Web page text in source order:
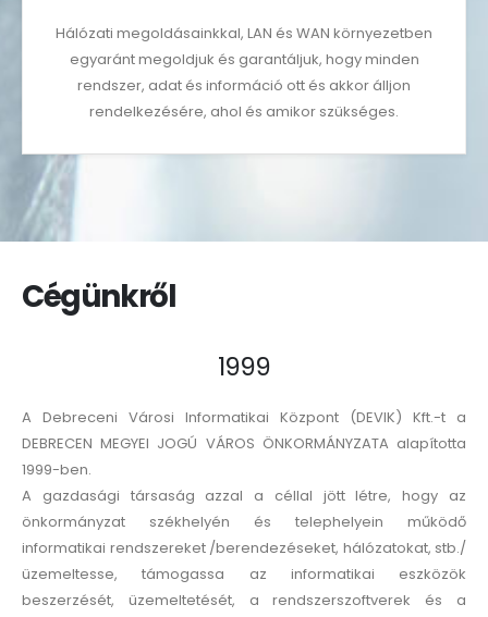
Hálózati megoldásainkkal, LAN és WAN környezetben
egyaránt megoldjuk és garantáljuk, hogy minden
rendszer, adat és információ ott és akkor álljon
rendelkezésére, ahol és amikor szükséges.
Cégünkről
1999
A Debreceni Városi Informatikai Központ (DEVIK) Kft.-t a
DEBRECEN MEGYEI JOGÚ VÁROS ÖNKORMÁNYZATA alapította
1999-ben.
A gazdasági társaság azzal a céllal jött létre, hogy az
önkormányzat székhelyén és telephelyein működő
informatikai rendszereket /berendezéseket, hálózatokat, stb./
üzemeltesse, támogassa az informatikai eszközök
beszerzését, üzemeltetését, a rendszerszoftverek és a